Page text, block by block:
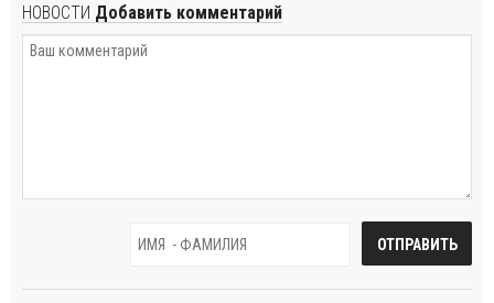
НОВОСТИ Добавить комментарий